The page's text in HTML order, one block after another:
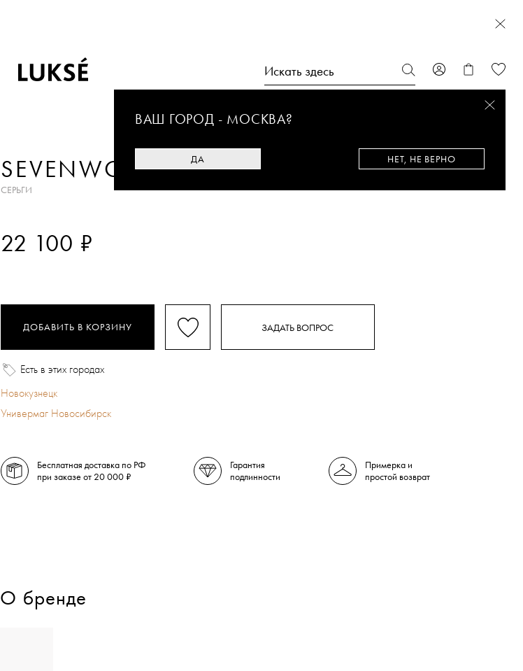
ВАШ ГОРОД - МОСКВА?
ДА НЕТ, НЕ ВЕРНО
SEVENWORLDS
СЕРЬГИ
22 100 ₽
ДОБАВИТЬ В КОРЗИНУ ЗАДАТЬ ВОПРОС
Есть в этих городах
Новокузнецк
Универмаг Новосибирск
Бесплатная доставка по РФ
при заказе от 20 000 ₽
Гарантия
подлинности
Примерка и
простой возврат
О бренде